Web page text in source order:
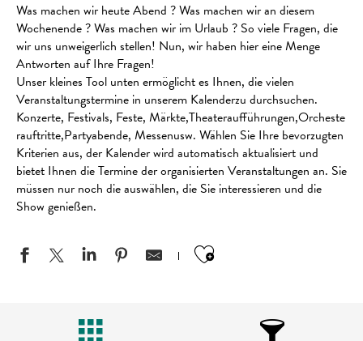
Was machen wir heute Abend ? Was machen wir an diesem
Wochenende ? Was machen wir im Urlaub ? So viele Fragen, die
wir uns unweigerlich stellen! Nun, wir haben hier eine Menge
Antworten auf Ihre Fragen!
Unser kleines Tool unten ermöglicht es Ihnen, die vielen
Veranstaltungstermine in unserem Kalenderzu durchsuchen.
Konzerte, Festivals, Feste, Märkte,Theateraufführungen,Orcheste
rauftritte,Partyabende, Messenusw. Wählen Sie Ihre bevorzugten
Kriterien aus, der Kalender wird automatisch aktualisiert und
bietet Ihnen die Termine der organisierten Veranstaltungen an. Sie
müssen nur noch die auswählen, die Sie interessieren und die
Show genießen.
Ajouter aux